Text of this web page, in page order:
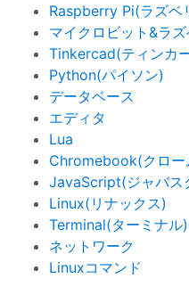
Raspberry Pi(ラズベ
マイクロビット&ラ
Tinkercad(ティンカ
Python(パイソン)
データベース
エディタ
Lua
Chromebook(クロー
JavaScript(ジャバス
Linux(リナックス)
Terminal(ターミナル)
ネットワーク
Linuxコマンド